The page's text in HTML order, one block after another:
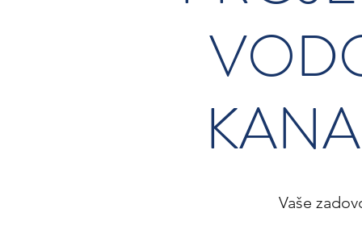
Vaše